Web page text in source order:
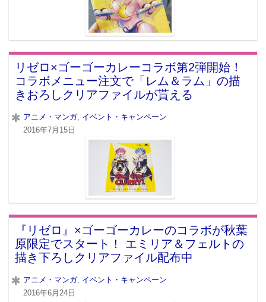
リゼロ×ゴーゴーカレーコラボ第2弾開始！
コラボメニュー注文で「レム＆ラム」の描
きおろしクリアファイルが貰える
アニメ・マンガ, イベント・キャンペーン
2016年7月15日
『リゼロ』×ゴーゴーカレーのコラボが秋葉
原限定でスタート！ エミリア＆フェルトの
描き下ろしクリアファイル配布中
アニメ・マンガ, イベント・キャンペーン
2016年6月24日